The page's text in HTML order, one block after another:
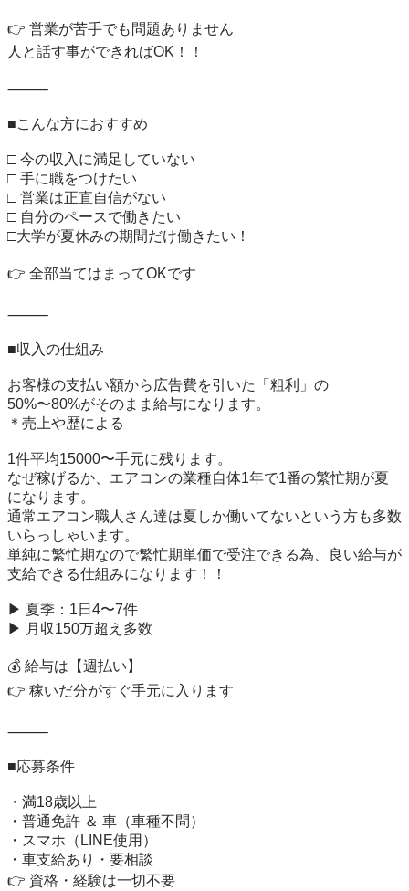
👉 営業が苦手でも問題ありません
人と話す事ができればOK！！
⸻
■こんな方におすすめ
□ 今の収入に満足していない
□ 手に職をつけたい
□ 営業は正直自信がない
□ 自分のペースで働きたい
□大学が夏休みの期間だけ働きたい！
👉 全部当てはまってOKです
⸻
■収入の仕組み
お客様の支払い額から広告費を引いた「粗利」の
50%〜80%がそのまま給与になります。
＊売上や歴による
1件平均15000〜手元に残ります。
なぜ稼げるか、エアコンの業種自体1年で1番の繁忙期が夏
になります。
通常エアコン職人さん達は夏しか働いてないという方も多数
いらっしゃいます。
単純に繁忙期なので繁忙期単価で受注できる為、良い給与が
支給できる仕組みになります！！
▶ 夏季：1日4〜7件
▶ 月収150万超え多数
💰 給与は【週払い】
👉 稼いだ分がすぐ手元に入ります
⸻
■応募条件
・満18歳以上
・普通免許 ＆ 車（車種不問）
・スマホ（LINE使用）
・車支給あり・要相談
👉 資格・経験は一切不要